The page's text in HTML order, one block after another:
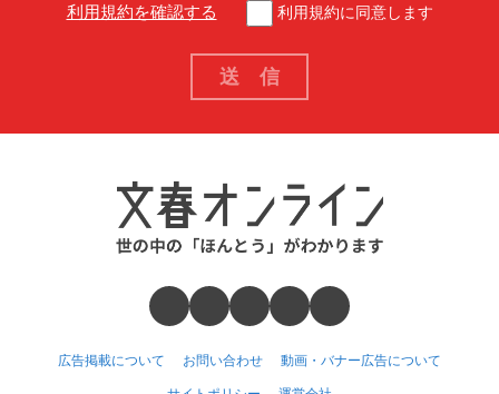
利用規約を確認する 利用規約に同意します
広告掲載について お問い合わせ 動画・バナー広告について